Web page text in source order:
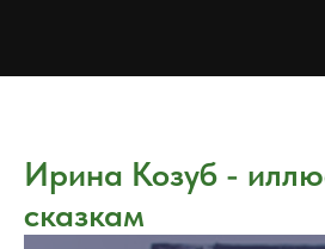
Ирина Козуб -
сказкам